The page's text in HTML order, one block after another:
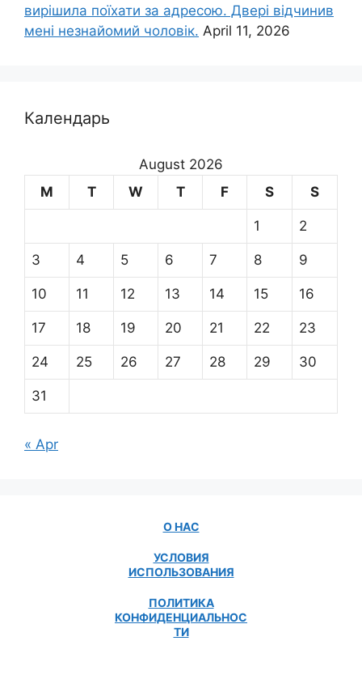
вирішила поїхати за адресою. Двері відчинив
мені незнайомий чоловік. April 11, 2026
Календарь
August 2026
M
T W T F S S
1 2
3 4 5 6 7 8 9
10 11 12 13 14 15 16
17 18 19 20 21 22 23
24 25 26 27 28 29 30
31
« Apr
О НАС
УСЛОВИЯ
ИСПОЛЬЗОВАНИЯ
ПОЛИТИКА
КОНФИДЕНЦИАЛЬНОС
ТИ